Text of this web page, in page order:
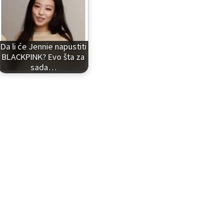
Da li će Jennie napustiti
BLACKPINK? Evo šta za
sada…